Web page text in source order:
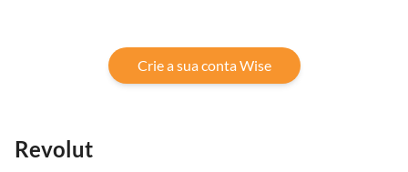
Crie a sua conta Wise
Revolut